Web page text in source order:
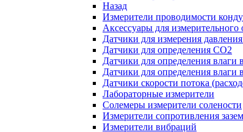
Назад
Измерители проводимости
Аксессуары для измерительного
Датчики для измерения
Датчики для определения CO2
Датчики для определения влаги
Датчики для определения влаги
Датчики скорости потока
Лабораторные измерители
Солемеры измерители солености
Измерители сопротивления
Измерители вибраций